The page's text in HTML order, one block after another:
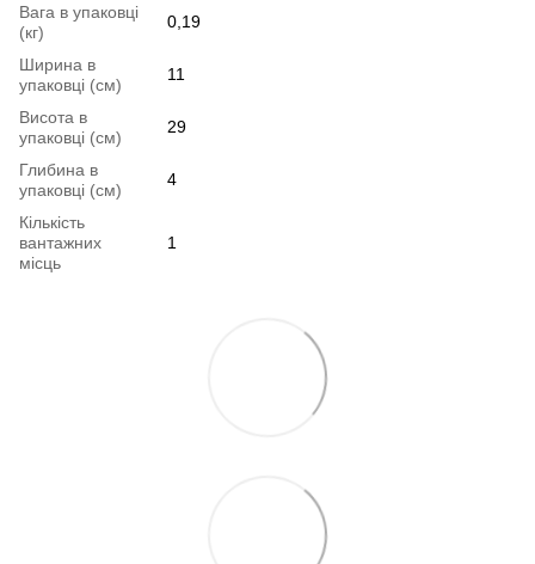
Вага в упаковці
(кг)
0,19
Ширина в
упаковці (см)
11
Висота в
упаковці (см)
29
Глибина в
упаковці (см)
4
Кількість
вантажних
місць
1